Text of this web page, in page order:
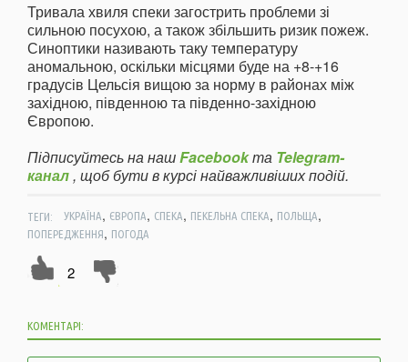
Тривала хвиля спеки загострить проблеми зі
сильною посухою, а також збільшить ризик пожеж.
Синоптики називають таку температуру
аномальною, оскільки місцями буде на +8-+16
градусів Цельсія вищою за норму в районах між
західною, південною та південно-західною
Європою.
Підписуйтесь на нашFacebookта Telegram-
канал, щоб бути в курсі найважливіших подій.
ТЕГИ: УКРАЇНА, ЄВРОПА, СПЕКА, ПЕКЕЛЬНА СПЕКА, ПОЛЬЩА,
ПОПЕРЕДЖЕННЯ, ПОГОДА
2
КОМЕНТАРІ: